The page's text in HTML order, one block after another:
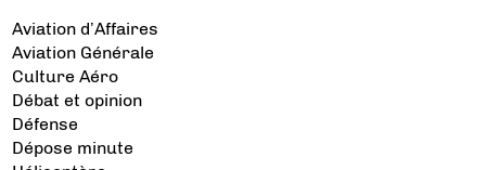
Aviation d’Affaires
Aviation Générale
Culture Aéro
Débat et opinion
Défense
Dépose minute